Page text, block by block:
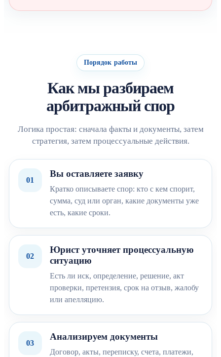
Порядок работы
Как мы разбираем
арбитражный спор
Логика простая: сначала факты и документы, затем
стратегия, затем процессуальные действия.
01
Вы оставляете заявку
Кратко описываете спор: кто с кем спорит,
сумма, суд или орган, какие документы уже
есть, какие сроки.
02
Юрист уточняет процессуальную
ситуацию
Есть ли иск, определение, решение, акт
проверки, претензия, срок на отзыв, жалобу
или апелляцию.
03
Анализируем документы
Договор, акты, переписку, счета, платежи,